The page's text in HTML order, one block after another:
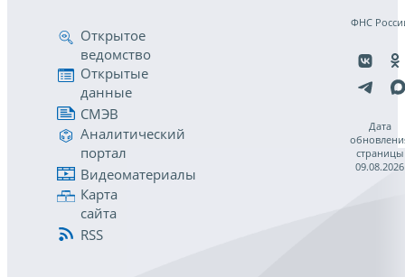
Открытое
ведомство
Открытые
данные
СМЭВ
Аналитический
портал
Видеоматериалы
Карта
сайта
RSS
ФНС
Дата
страницы
09.08.2026